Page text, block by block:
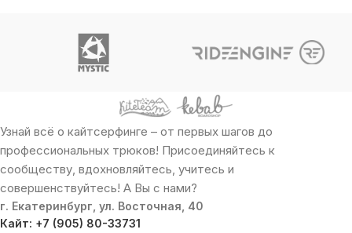
Узнай всё о кайтсерфинге – от первых шагов до
профессиональных трюков! Присоединяйтесь к
сообществу, вдохновляйтесь, учитесь и
совершенствуйтесь! А Вы с нами?
г. Екатеринбург, ул. Восточная, 40
Кайт: +7 (905) 80-33731